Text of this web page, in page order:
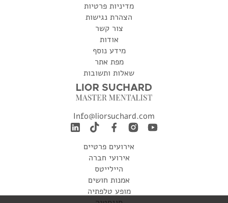
מדיניות פרטיות
הצהרת נגישות
צור קשר
אודות
מידע נוסף
מפת אתר
שאלות ותשובות
Info@liorsuchard.com
אירועים פרטיים
אירועי חברה
היילייטס
אמנות חושים
מופע טלפתיה